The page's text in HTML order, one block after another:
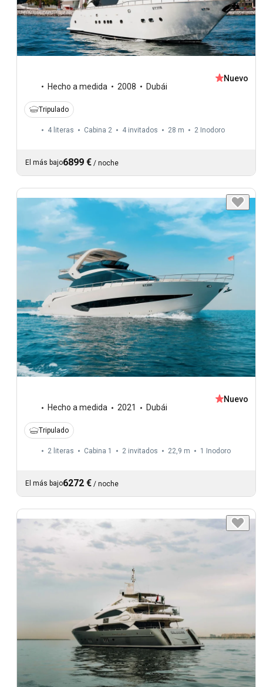
Hecho a medida 2008 Dubái
Nuevo
Tripulado
4 literas Cabina 2 4 invitados 28 m 2 Inodoro
El más bajo6899 € / noche
Hecho a medida 2021 Dubái
Nuevo
Tripulado
2 literas Cabina 1 2 invitados 22,9 m 1 Inodoro
El más bajo6272 € / noche